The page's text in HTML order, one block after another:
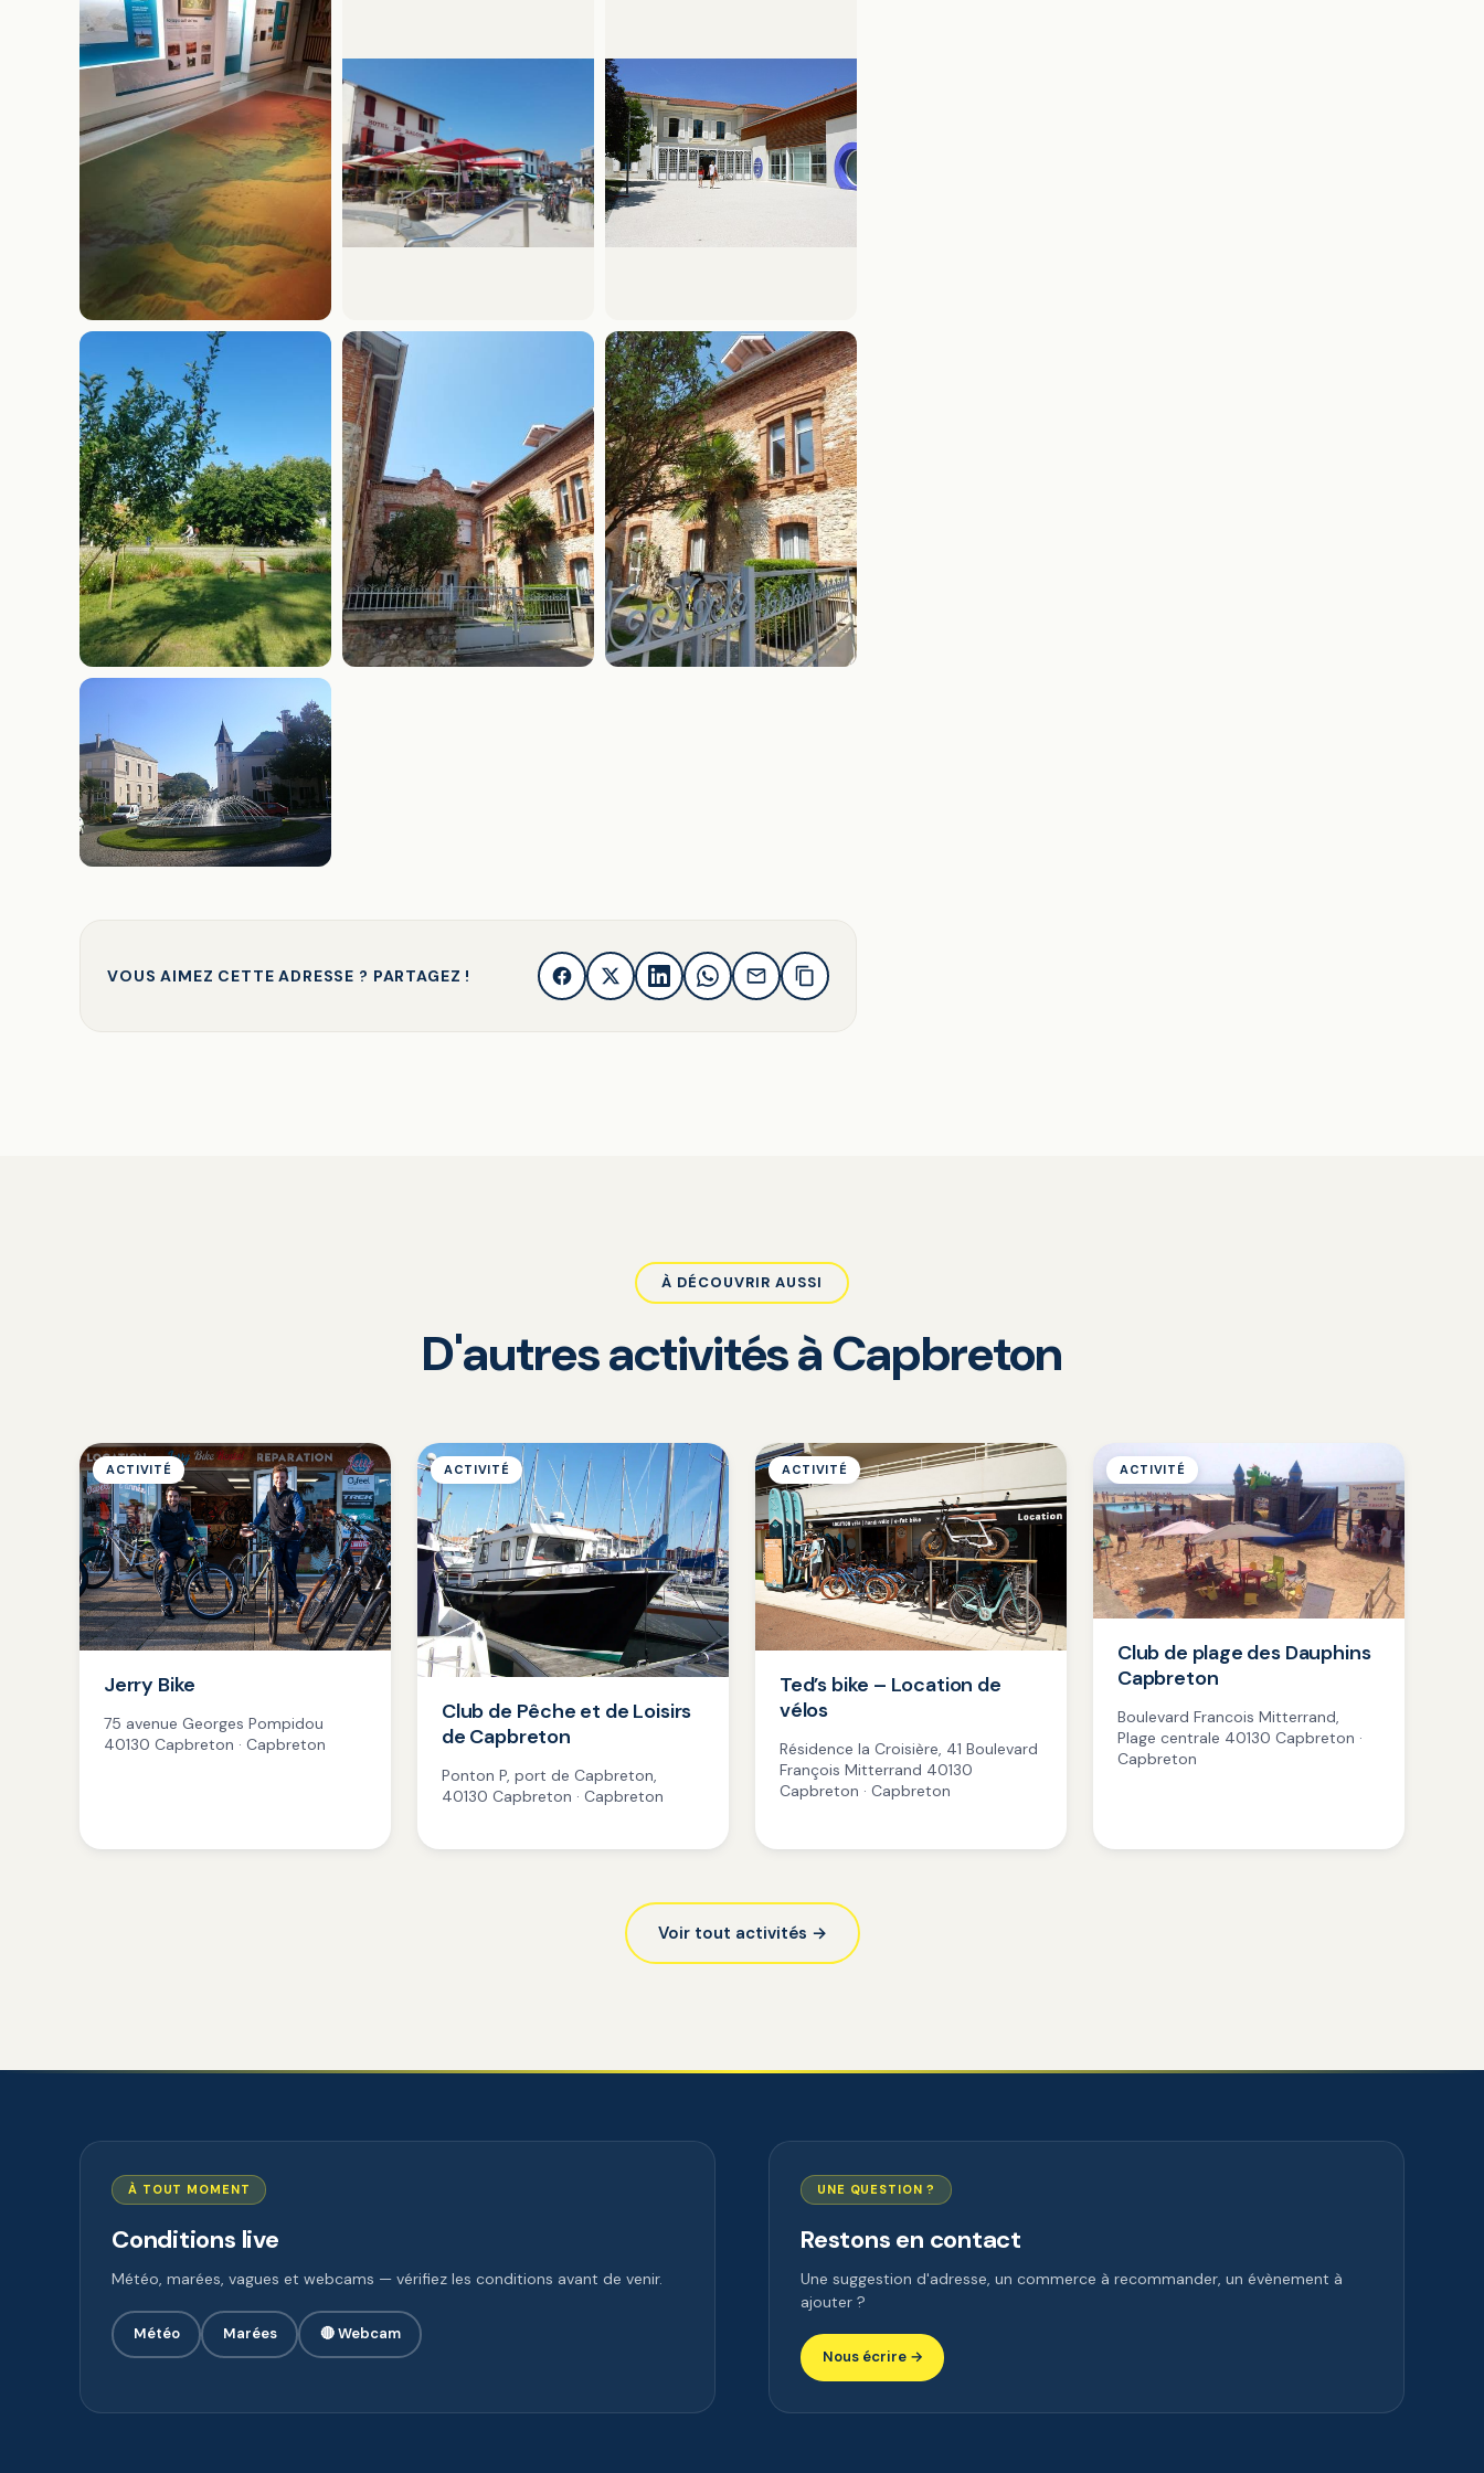
VOUS AIMEZ CETTE ADRESSE ? PARTAGEZ !
À DÉCOUVRIR AUSSI
D'autres activités à Capbreton
ACTIVITÉ
Jerry Bike
75 avenue Georges Pompidou
40130 Capbreton · Capbreton
ACTIVITÉ
Club de Pêche et de Loisirs
de Capbreton
Ponton P, port de Capbreton,
40130 Capbreton · Capbreton
ACTIVITÉ
Ted’s bike – Location de
vélos
Résidence la Croisière, 41 Boulevard
François Mitterrand 40130
Capbreton · Capbreton
ACTIVITÉ
Club de plage des Dauphins
Capbreton
Boulevard Francois Mitterrand,
Plage centrale 40130 Capbreton ·
Capbreton
Voir tout activités →
À TOUT MOMENT
Conditions live
Météo, marées, vagues et webcams — vérifiez les conditions avant de venir.
Météo Marées 🔴 Webcam
UNE QUESTION ?
Restons en contact
Une suggestion d'adresse, un commerce à recommander, un évènement à
ajouter ?
Nous écrire →